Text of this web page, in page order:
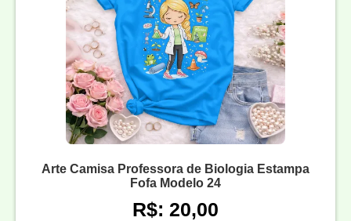
Arte Camisa Professora de Biologia Estampa
Fofa Modelo 24
R$: 20,00